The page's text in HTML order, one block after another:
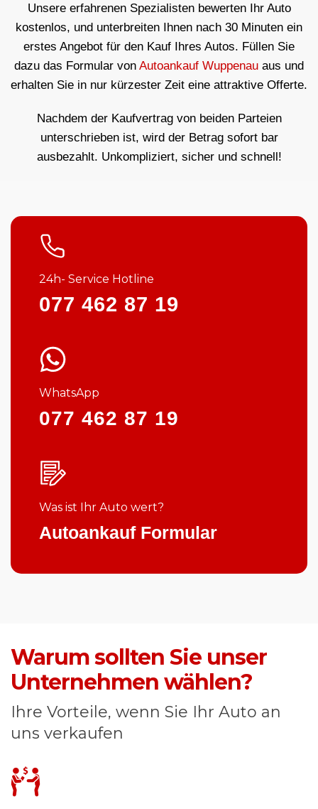
Unsere erfahrenen Spezialisten bewerten Ihr Auto
kostenlos, und unterbreiten Ihnen nach 30 Minuten ein
erstes Angebot für den Kauf Ihres Autos. Füllen Sie
dazu das Formular von Autoankauf Wuppenau aus und
erhalten Sie in nur kürzester Zeit eine attraktive Offerte.
Nachdem der Kaufvertrag von beiden Parteien
unterschrieben ist, wird der Betrag sofort bar
ausbezahlt. Unkompliziert, sicher und schnell!
24h- Service Hotline
077 462 87 19
WhatsApp
077 462 87 19
Was ist Ihr Auto wert?
Autoankauf Formular
Warum sollten Sie unser
Unternehmen wählen?
Ihre Vorteile, wenn Sie Ihr Auto an
uns verkaufen